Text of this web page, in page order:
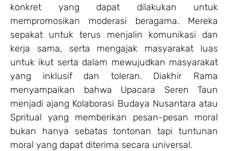
konkret yang dapat dilakukan untuk
mempromosikan moderasi beragama. Mereka
sepakat untuk terus menjalin komunikasi dan
kerja sama, serta mengajak masyarakat luas
untuk ikut serta dalam mewujudkan masyarakat
yang inklusif dan toleran. Diakhir Rama
menyampaikan bahwa Upacara Seren Taun
menjadi ajang Kolaborasi Budaya Nusantara atau
Spritual yang memberikan pesan-pesan moral
bukan hanya sebatas tontonan tapi tuntunan
moral yang dapat diterima secara universal.